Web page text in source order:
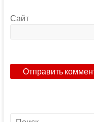
Сайт